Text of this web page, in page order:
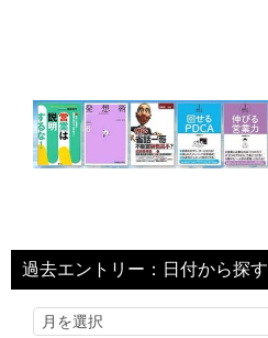
過去エントリー：日付から探す